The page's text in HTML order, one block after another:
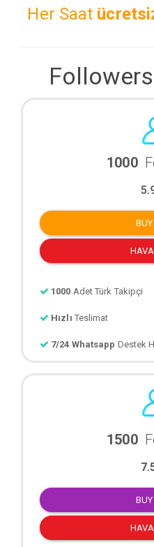
Her Saat
1000
1000 Adet Türk Takipçi
Hızlı Teslimat
7/24 Whatsapp
1500